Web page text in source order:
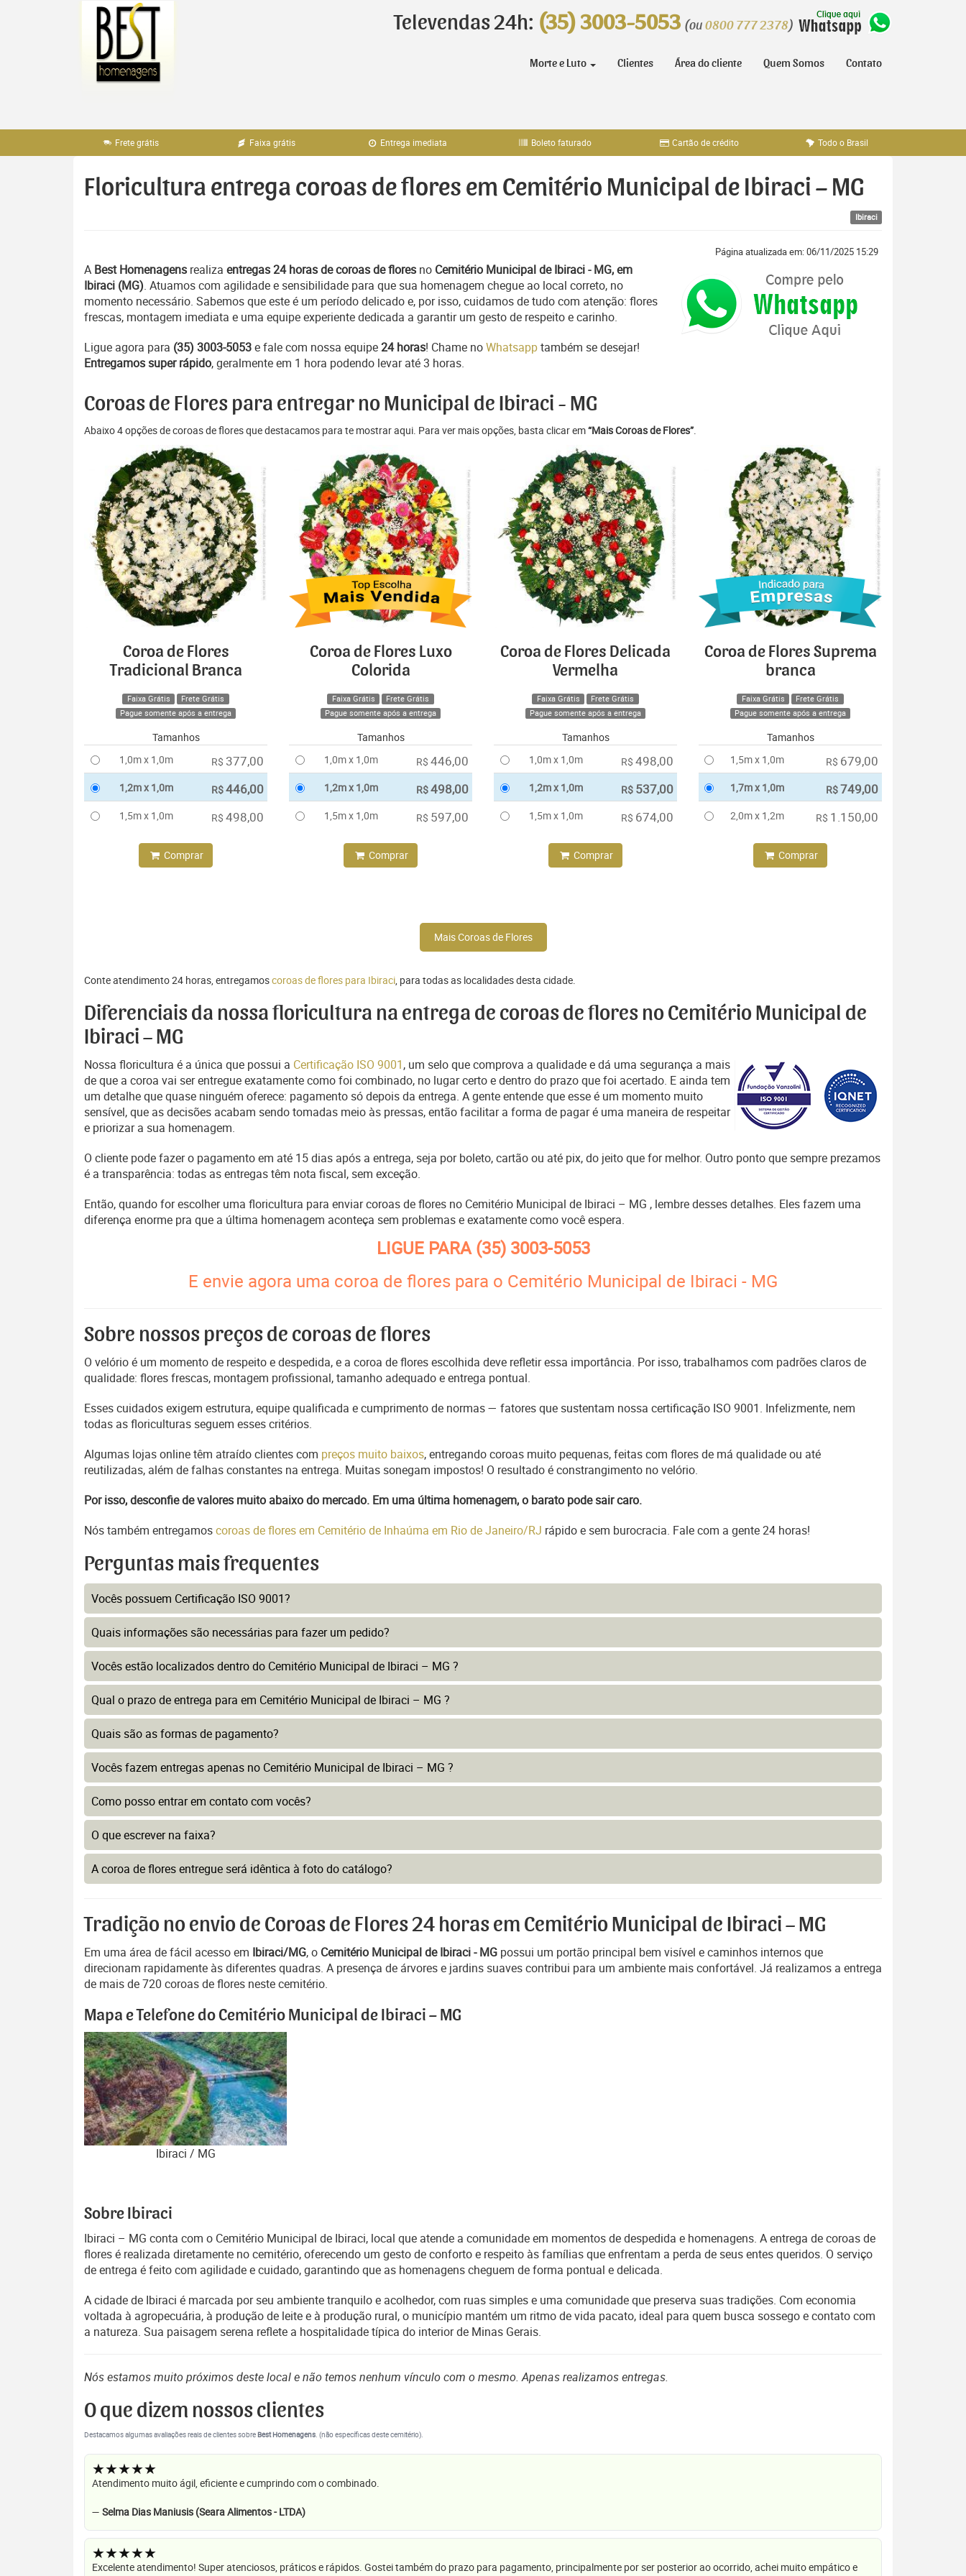
Televendas 24h: (35) 3003-5053 (ou 0800 777 2378)
Morte e Luto Clientes Área do cliente Quem Somos Contato
Frete grátis Faixa grátis Entrega imediata Boleto faturado Cartão de crédito Todo o Brasil
Floricultura entrega coroas de flores em Cemitério Municipal de Ibiraci – MG
Ibiraci
Página atualizada em: 06/11/2025 15:29
A Best Homenagens realiza entregas 24 horas de coroas de flores no Cemitério Municipal de Ibiraci - MG, em
Ibiraci (MG). Atuamos com agilidade e sensibilidade para que sua homenagem chegue ao local correto, no
momento necessário. Sabemos que este é um período delicado e, por isso, cuidamos de tudo com atenção: flores
frescas, montagem imediata e uma equipe experiente dedicada a garantir um gesto de respeito e carinho.
Ligue agora para (35) 3003-5053e fale com nossa equipe24 horas! Chame noWhatsapptambém se desejar!
Entregamos super rápido, geralmente em 1 hora podendo levar até 3 horas.
Coroas de Flores para entregar no Municipal de Ibiraci - MG
Abaixo 4 opções de coroas de flores que destacamos para te mostrar aqui. Para ver mais opções, basta clicar em“Mais Coroas de Flores”.
Coroa de Flores
Tradicional Branca
Faixa Grátis
Frete Grátis
Pague somente após a entrega
Tamanhos
1,0m x 1,0m
R$ 377,00
1,2m x 1,0m R$446,00
1,5m x 1,0m R$ 498,00
Comprar
Coroa de Flores Luxo
Colorida
Faixa Grátis
Frete Grátis
Pague somente após a entrega
Tamanhos
1,0m x 1,0m
R$ 446,00
1,2m x 1,0m R$498,00
1,5m x 1,0m R$ 597,00
Comprar
Coroa de Flores Delicada
Vermelha
Faixa Grátis
Frete Grátis
Pague somente após a entrega
Tamanhos
1,0m x 1,0m
R$ 498,00
1,2m x 1,0m R$ 537,00
1,5m x 1,0m R$ 674,00
Comprar
Coroa de Flores Suprema
branca
Faixa Grátis
Frete Grátis
Pague somente após a entrega
Tamanhos
1,5m x 1,0m
R$ 679,00
1,7m x 1,0m R$749,00
2,0m x 1,2m R$ 1.150,00
Comprar
Mais Coroas de Flores
Conte atendimento 24 horas, entregamoscoroas de flores para Ibiraci, para todas as localidades desta cidade.
Diferenciais da nossa floricultura na entrega de coroas de flores no Cemitério Municipal de
Ibiraci – MG
Nossa floricultura é a única que possui a Certificação ISO 9001, um selo que comprova a qualidade e dá uma segurança a mais
de que a coroa vai ser entregue exatamente como foi combinado, no lugar certo e dentro do prazo que foi acertado. E ainda tem
um detalhe que quase ninguém oferece: pagamento só depois da entrega. A gente entende que esse é um momento muito
sensível, que as decisões acabam sendo tomadas meio às pressas, então facilitar a forma de pagar é uma maneira de respeitar
e priorizar a sua homenagem.
O cliente pode fazer o pagamento em até 15 dias após a entrega, seja por boleto, cartão ou até pix, do jeito que for melhor. Outro ponto que sempre prezamos
é a transparência: todas as entregas têm nota fiscal, sem exceção.
Então, quando for escolher uma floricultura para enviar coroas de flores no Cemitério Municipal de Ibiraci – MG , lembre desses detalhes. Eles fazem uma
diferença enorme pra que a última homenagem aconteça sem problemas e exatamente como você espera.
LIGUE PARA(35) 3003-5053
E envie agora uma coroa de flores para o Cemitério Municipal de Ibiraci - MG
Sobre nossos preços de coroas de flores
O velório é um momento de respeito e despedida, e a coroa de flores escolhida deve refletir essa importância. Por isso, trabalhamos com padrões claros de
qualidade: flores frescas, montagem profissional, tamanho adequado e entrega pontual.
Esses cuidados exigem estrutura, equipe qualificada e cumprimento de normas — fatores que sustentam nossa certificação ISO 9001. Infelizmente, nem
todas as floriculturas seguem esses critérios.
Algumas lojas online têm atraído clientes com preços muito baixos, entregando coroas muito pequenas, feitas com flores de má qualidade ou até
reutilizadas, além de falhas constantes na entrega. Muitas sonegam impostos! O resultado é constrangimento no velório.
Por isso, desconfie de valores muito abaixo do mercado. Em uma última homenagem, o barato pode sair caro.
Nós também entregamoscoroas de flores em Cemitério de Inhaúma em Rio de Janeiro/RJ rápido e sem burocracia. Fale com a gente 24 horas!
Perguntas mais frequentes
Vocês possuem Certificação ISO 9001?
Quais informações são necessárias para fazer um pedido?
Vocês estão localizados dentro do Cemitério Municipal de Ibiraci – MG ?
Qual o prazo de entrega para em Cemitério Municipal de Ibiraci – MG ?
Quais são as formas de pagamento?
Vocês fazem entregas apenas no Cemitério Municipal de Ibiraci – MG ?
Como posso entrar em contato com vocês?
O que escrever na faixa?
A coroa de flores entregue será idêntica à foto do catálogo?
Tradição no envio de Coroas de Flores 24 horas em Cemitério Municipal de Ibiraci – MG
Em uma área de fácil acesso em Ibiraci/MG, o Cemitério Municipal de Ibiraci - MG possui um portão principal bem visível e caminhos internos que
direcionam rapidamente às diferentes quadras. A presença de árvores e jardins suaves contribui para um ambiente mais confortável. Já realizamos a entrega
de mais de 720 coroas de flores neste cemitério.
Mapa e Telefone do Cemitério Municipal de Ibiraci – MG
Ibiraci / MG
Sobre Ibiraci
Ibiraci – MG conta com o Cemitério Municipal de Ibiraci, local que atende a comunidade em momentos de despedida e homenagens. A entrega de coroas de
flores é realizada diretamente no cemitério, oferecendo um gesto de conforto e respeito às famílias que enfrentam a perda de seus entes queridos. O serviço
de entrega é feito com agilidade e cuidado, garantindo que as homenagens cheguem de forma pontual e delicada.
A cidade de Ibiraci é marcada por seu ambiente tranquilo e acolhedor, com ruas simples e uma comunidade que preserva suas tradições. Com economia
voltada à agropecuária, à produção de leite e à produção rural, o município mantém um ritmo de vida pacato, ideal para quem busca sossego e contato com
a natureza. Sua paisagem serena reflete a hospitalidade típica do interior de Minas Gerais.
Nós estamos muito próximos deste local e não temos nenhum vínculo com o mesmo. Apenas realizamos entregas.
O que dizem nossos clientes
Destacamos algumas avaliações reais de clientes sobreBest Homenagens. (não específicas deste cemitério).
★★★★★
Atendimento muito ágil, eficiente e cumprindo com o combinado.
— Selma Dias Maniusis (Seara Alimentos - LTDA)
★★★★★
Excelente atendimento! Super atenciosos, práticos e rápidos. Gostei também do prazo para pagamento, principalmente por ser posterior ao ocorrido, achei muito empático e